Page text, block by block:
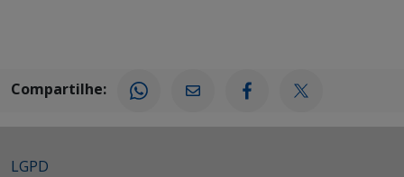
Compartilhe:
LGPD